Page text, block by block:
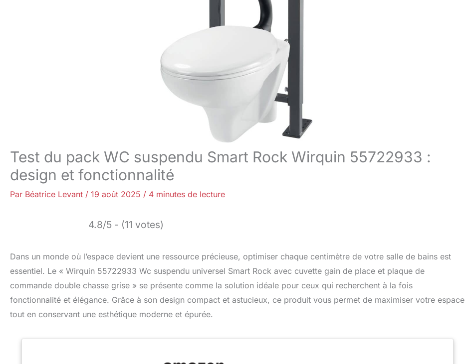
Test du pack WC suspendu Smart Rock Wirquin 55722933 :
design et fonctionnalité
Par Béatrice Levant / 19 août 2025 / 4 minutes de lecture
4.8/5 - (11 votes)
Dans un monde où l’espace devient une ressource précieuse, optimiser chaque centimètre de votre salle de bains est
essentiel. Le « Wirquin 55722933 Wc suspendu universel Smart Rock avec cuvette gain de place et plaque de
commande double chasse grise » se présente comme la solution idéale pour ceux qui recherchent à la fois
fonctionnalité et élégance. Grâce à son design compact et astucieux, ce produit vous permet de maximiser votre espace
tout en conservant une esthétique moderne et épurée.